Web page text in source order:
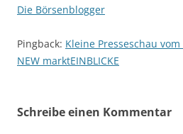
Die Börsenblogger
Pingback: Kleine Presseschau
NEW marktEINBLICKE
Schreibe einen Kommentar